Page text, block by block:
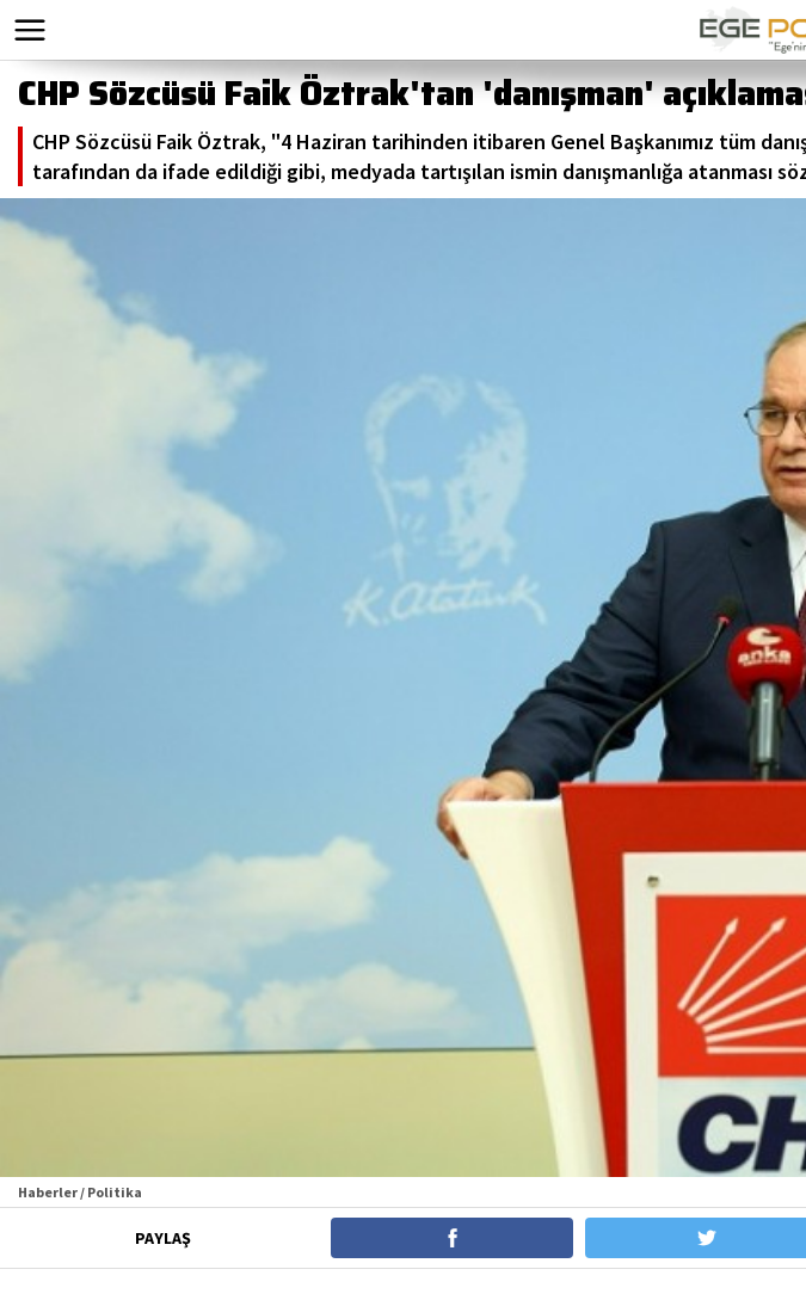
CHP Sözcüsü Faik Öztrak'tan 'danışman'
CHP Sözcüsü Faik Öztrak, "4 Haziran tarihinden itibaren Genel Başkanımız tüm
tarafından da ifade edildiği gibi, medyada tartışılan ismin danışmanlığa atanması
Haberler / Politika
PAYLAŞ